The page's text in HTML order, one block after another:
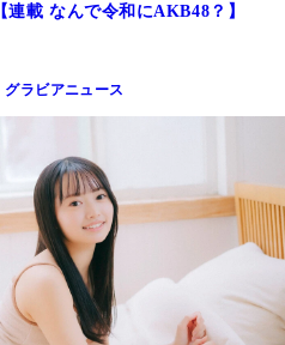
載 なんで令和にAKB48？】
グラビアニュース